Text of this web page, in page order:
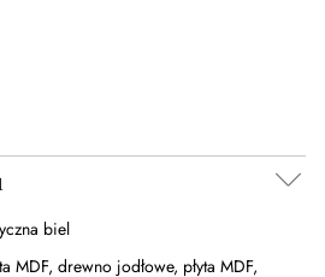
biel
MDF, drewno jodłowe, płyta MDF,